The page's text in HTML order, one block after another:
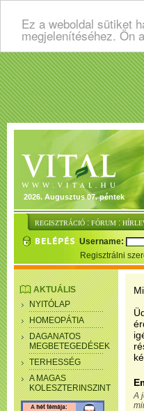
Ez a weboldal sütiket
megjelenítéséhez. Ön
2026. Augusztus 07. péntek
REGISZTRÁCIÓ : FÓRUM :
Username:
Regisztrálni
AKTUÁLIS
NYITÓLAP
HOMEOPÁTIA
DAGANATOS
MEGBETEGEDÉSEK
TERHESSÉG
A MAGAS
KOLESZTERINSZINT
A